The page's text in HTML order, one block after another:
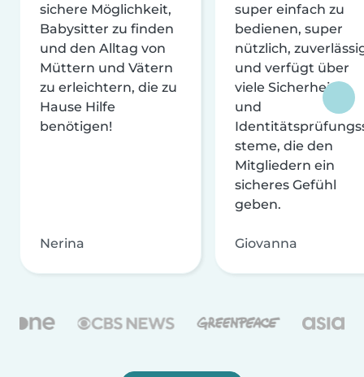
sichere Möglichkeit,
Babysitter zu finden
und den Alltag von
Müttern und Vätern
zu erleichtern, die zu
Hause Hilfe
benötigen!
Nerina
super einfach zu
bedienen, super
nützlich,
und verfügt über
viele Sicherheits-
und
steme, die den
Mitgliedern ein
sicheres Gefühl
geben.
Giovanna